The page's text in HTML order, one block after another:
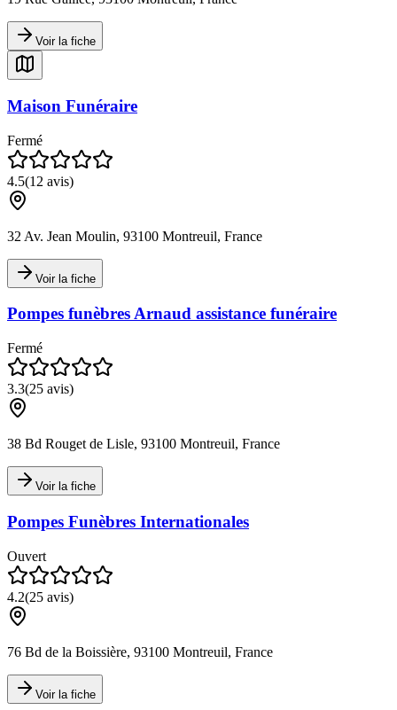
Voir la fiche
Maison Funéraire
Fermé
4.5(12 avis)
32 Av. Jean Moulin, 93100 Montreuil, France
Voir la fiche
Pompes funèbres Arnaud assistance funéraire
Fermé
3.3(25 avis)
38 Bd Rouget de Lisle, 93100 Montreuil, France
Voir la fiche
Pompes Funèbres Internationales
Ouvert
4.2(25 avis)
76 Bd de la Boissière, 93100 Montreuil, France
Voir la fiche